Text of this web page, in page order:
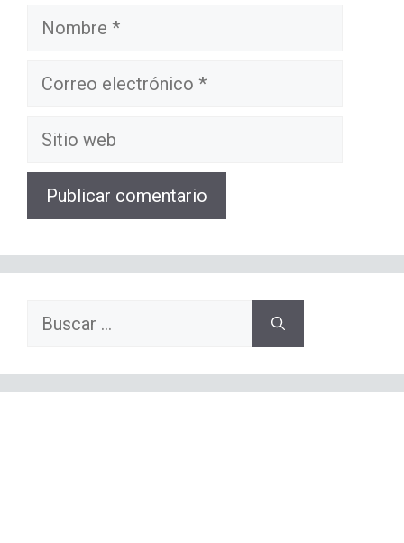
Nombre
Correo
Sitio
Buscar: